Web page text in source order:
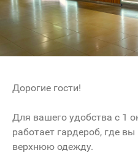
Дорогие гости!
Для вашего удобства с 1
работает гардероб, где
верхнюю одежду.